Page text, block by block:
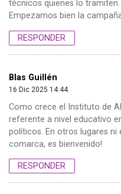
técnicos quienes lo tramiten.
Empezamos bien la
RESPONDER
Blas Guillén
16 Dic 2025 14:44
Como crece el Instituto de
referente a nivel educativo
políticos. En otros lugares ni
comarca, es bienvenido!
RESPONDER